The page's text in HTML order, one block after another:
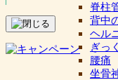
脊柱
背中
ヘル
ぎっ
腰痛
坐骨